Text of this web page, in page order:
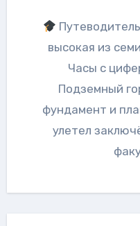
высокая из
Часы с
Подземный
фундамент и
улетел